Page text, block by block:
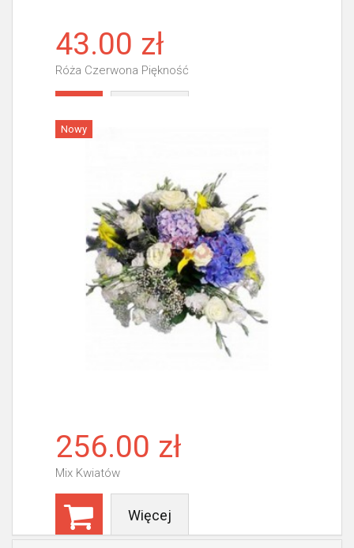
43.00 zł
Róża Czerwona Piękność
Nowy
256.00 zł
Mix Kwiatów
Więcej